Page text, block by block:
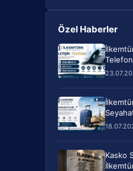
Özel Haberler
Kasko